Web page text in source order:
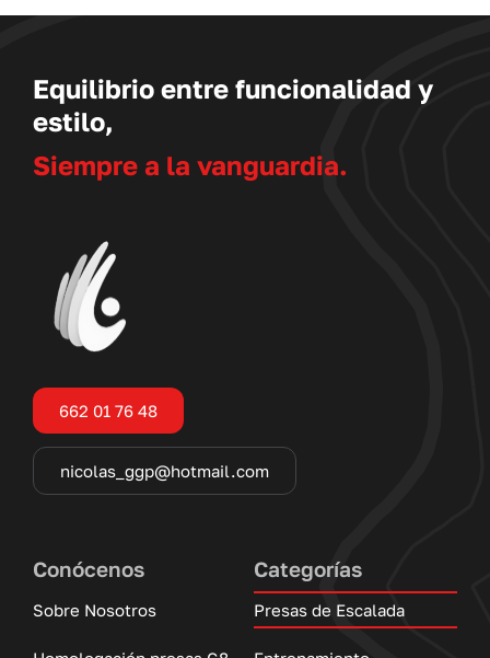
Equilibrio entre funcionalidad y
estilo,
Siempre a la vanguardia.
662 01 76 48
nicolas_ggp@hotmail.com
Conócenos
Sobre Nosotros
Categorías
Presas de Escalada